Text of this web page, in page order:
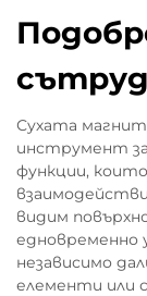
Сухата
инструмент
функции,
видим
едновременно
независимо
елементи или